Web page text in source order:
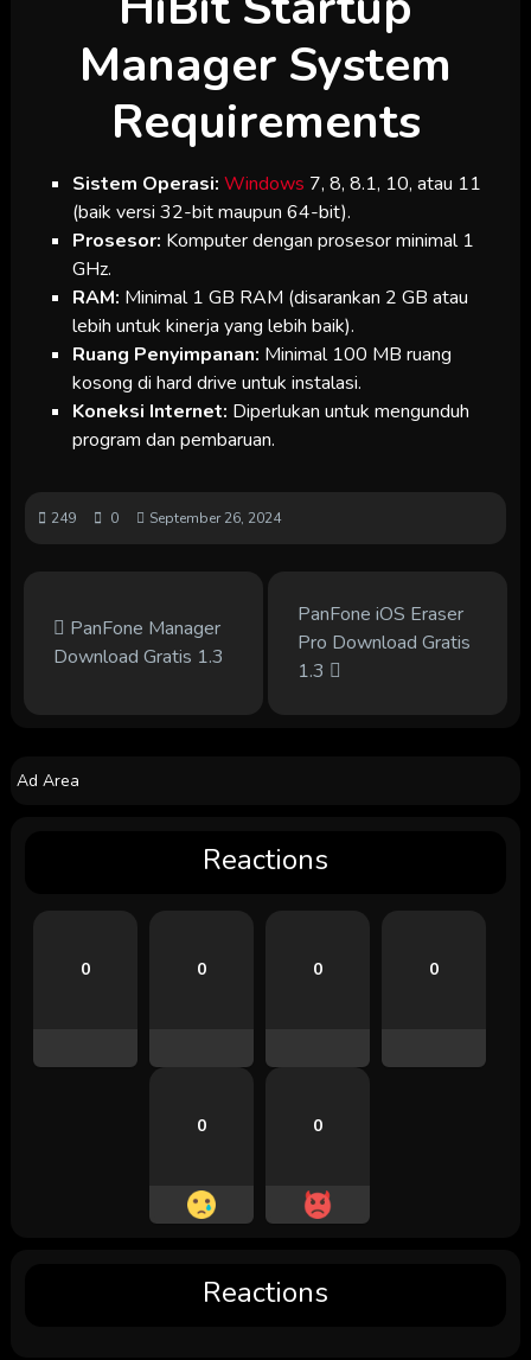
Manager System
Requirements
Sistem Operasi: Windows 7, 8, 8.1, 10, atau 11
(baik versi 32-bit maupun 64-bit).
Prosesor: Komputer dengan prosesor minimal 1
GHz.
RAM: Minimal 1 GB RAM (disarankan 2 GB atau
lebih untuk kinerja yang lebih baik).
Ruang Penyimpanan: Minimal 100 MB ruang
kosong di hard drive untuk instalasi.
Koneksi Internet: Diperlukan untuk mengunduh
program dan pembaruan.
249 0 September 26, 2024
PanFone Manager
Download Gratis 1.3
PanFone iOS Eraser
Pro Download Gratis
1.3
Ad Area
Reactions
0 0 0 0
0 0
Reactions